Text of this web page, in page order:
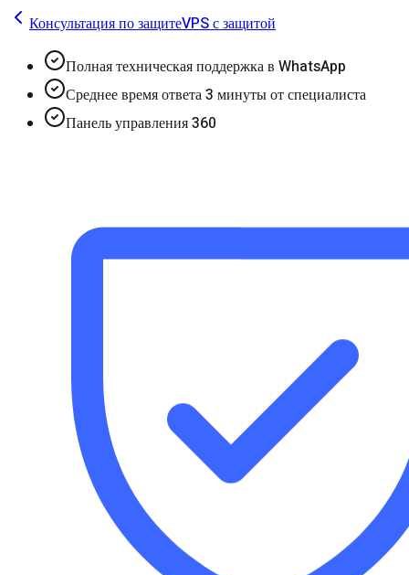
Консультация по защитеVPS с защитой
Полная техническая поддержка в WhatsApp
Среднее время ответа 3 минуты от специалиста
Панель управления 360